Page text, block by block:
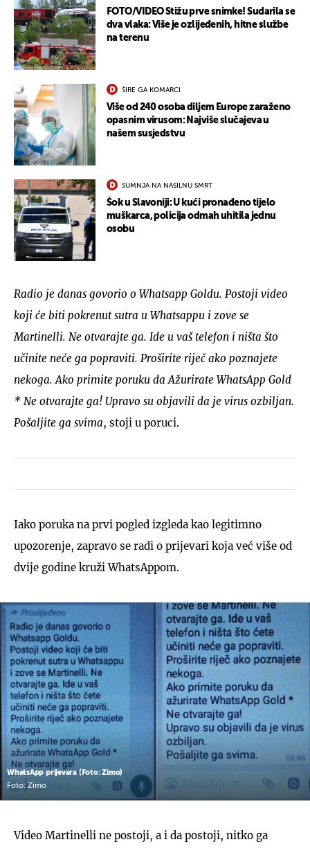
FOTO/VIDEO Stižu prve snimke! Sudarila se
dva vlaka: Više je ozlijeđenih, hitne službe
na terenu
ŠIRE GA KOMARCI
Više od 240 osoba diljem Europe zaraženo
opasnim virusom: Najviše slučajeva u
našem susjedstvu
SUMNJA NA NASILNU SMRT
Šok u Slavoniji: U kući pronađeno tijelo
muškarca, policija odmah uhitila jednu
osobu
Radio je danas govorio o Whatsapp Goldu. Postoji video
koji će biti pokrenut sutra u Whatsappu i zove se
Martinelli. Ne otvarajte ga. Ide u vaš telefon i ništa što
učinite neće ga popraviti. Proširite riječ ako poznajete
nekoga. Ako primite poruku da Ažurirate WhatsApp Gold
* Ne otvarajte ga! Upravo su objavili da je virus ozbiljan.
Pošaljite ga svima, stoji u poruci.
Iako poruka na prvi pogled izgleda kao legitimno
upozorenje, zapravo se radi o prijevari koja već više od
dvije godine kruži WhatsAppom.
WhatsApp prijevara (Foto: Zimo)
Foto: Zimo
Video Martinelli ne postoji, a i da postoji, nitko ga